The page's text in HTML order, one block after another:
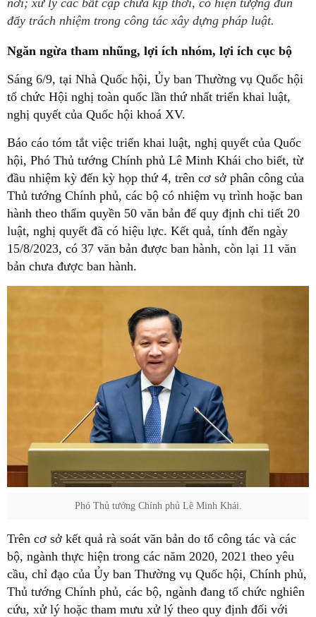
nơi; xử lý các bất cập chưa kịp thời, có hiện tượng đùn
đẩy trách nhiệm trong công tác xây dựng pháp luật.
Ngăn ngừa tham nhũng, lợi ích nhóm, lợi ích cục bộ
Sáng 6/9, tại Nhà Quốc hội, Ủy ban Thường vụ Quốc hội
tổ chức Hội nghị toàn quốc lần thứ nhất triển khai luật,
nghị quyết của Quốc hội khoá XV.
Báo cáo tóm tắt việc triển khai luật, nghị quyết của Quốc
hội, Phó Thủ tướng Chính phủ Lê Minh Khái cho biết, từ
đầu nhiệm kỳ đến kỳ họp thứ 4, trên cơ sở phân công của
Thủ tướng Chính phủ, các bộ có nhiệm vụ trình hoặc ban
hành theo thẩm quyền 50 văn bản để quy định chi tiết 20
luật, nghị quyết đã có hiệu lực. Kết quả, tính đến ngày
15/8/2023, có 37 văn bản được ban hành, còn lại 11 văn
bản chưa được ban hành.
Phó Thủ tướng Chính phủ Lê Minh Khái.
Trên cơ sở kết quả rà soát văn bản do tổ công tác và các
bộ, ngành thực hiện trong các năm 2020, 2021 theo yêu
cầu, chỉ đạo của Ủy ban Thường vụ Quốc hội, Chính phủ,
Thủ tướng Chính phủ, các bộ, ngành đang tổ chức nghiên
cứu, xử lý hoặc tham mưu xử lý theo quy định đối với